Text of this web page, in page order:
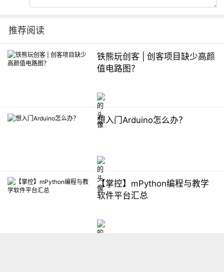
推荐阅读
铁熊玩创客 | 创客项目缺少高颜
值电路图？
想入门Arduino怎么办？
【掌控】mPython编程与教学
软件平台汇总